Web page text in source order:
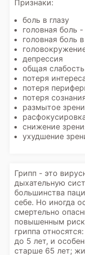
Признаки:
боль в глазу
головная боль
головная боль
депрессия
общая
потеря
потеря
потеря
размытое
снижение
ухудшение
Грипп - это
дыхательную
большинства
себе. Но иногда
смертельно
повышенным
гриппа
до 5 лет, и
старше 65 лет;